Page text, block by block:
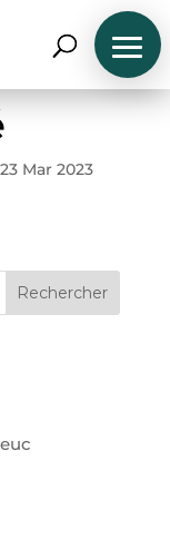
23 Mar 2023
Rechercher